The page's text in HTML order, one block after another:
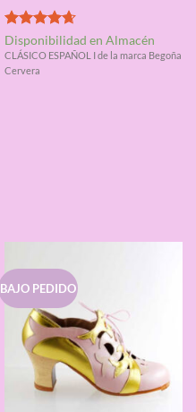
Valorado
con4.67
de 5
Disponibilidad en Almacén
CLÁSICO ESPAÑOL I de la marca Begoña
Cervera
BAJO PEDIDO